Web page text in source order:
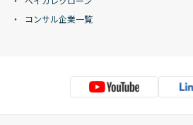
コンサル企業一覧